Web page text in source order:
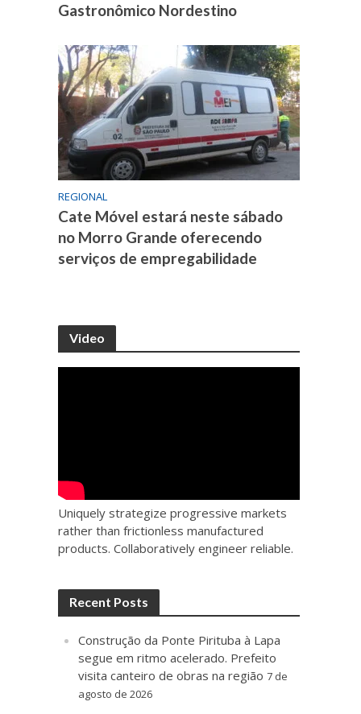
Gastronômico Nordestino
REGIONAL
Cate Móvel estará neste sábado
no Morro Grande oferecendo
serviços de empregabilidade
Video
Uniquely strategize progressive markets
rather than frictionless manufactured
products. Collaboratively engineer reliable.
Recent Posts
Construção da Ponte Pirituba à Lapa
segue em ritmo acelerado. Prefeito
visita canteiro de obras na região 7 de
agosto de 2026